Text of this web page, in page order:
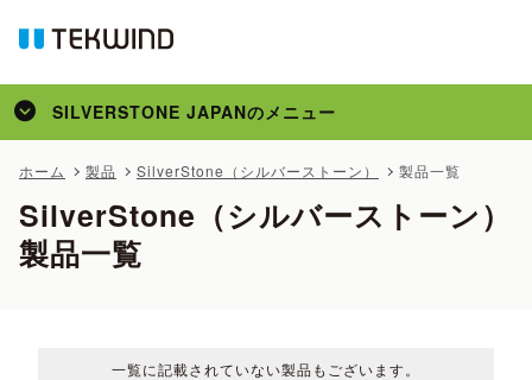
SILVERSTONE JAPANのメニュー
トップ
製品
コラム
ホーム 製品 SilverStone（シルバーストーン） 製品一覧
SilverStone（シルバーストーン）
製品一覧
一覧に記載されていない製品もございます。